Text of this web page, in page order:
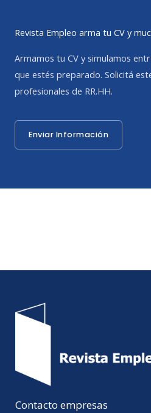
Revista Empleo arma tu CV y
Armamos tu CV y simulamos
que estés preparado. Solicitá
profesionales de RR.HH.
Enviar Información
Contacto empresas